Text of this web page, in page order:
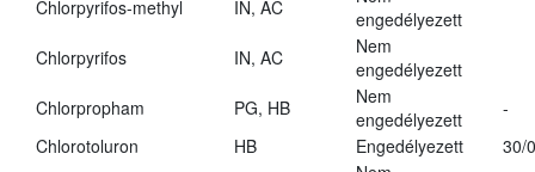
Chlorpyrifos-methyl
IN, AC
engedélyezett
Chlorpyrifos
IN, AC
Nem
engedélyezett
Chlorpropham
PG, HB
Nem
engedélyezett
-
Chlorotoluron
HB Engedélyezett
30/